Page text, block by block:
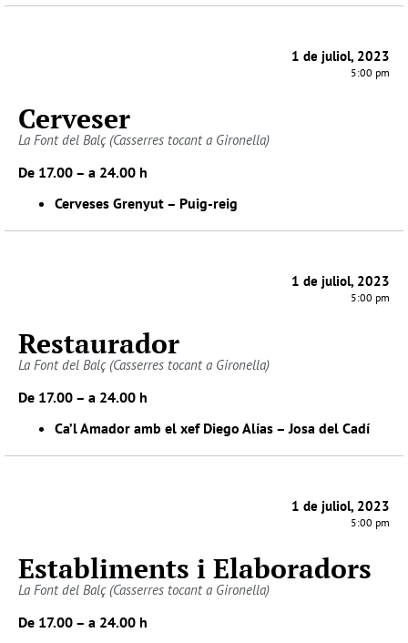
1 de juliol, 2023
5:00 pm
Cerveser
La Font del Balç (Casserres tocant a Gironella)
De 17.00 – a 24.00 h
Cerveses Grenyut – Puig-reig
1 de juliol, 2023
5:00 pm
Restaurador
La Font del Balç (Casserres tocant a Gironella)
De 17.00 – a 24.00 h
Ca’l Amador amb el xef Diego Alías – Josa del Cadí
1 de juliol, 2023
5:00 pm
Establiments i Elaboradors
La Font del Balç (Casserres tocant a Gironella)
De 17.00 – a 24.00 h